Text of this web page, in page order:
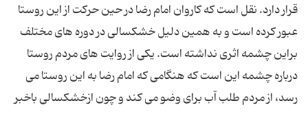
قرار دارد. نقل است که کاروان امام رضا در حین حرکت از این روستا
عبور کرده است و به همین دلیل خشکسالی در دوره های مختلف
براین چشمه اثری نداشته است. یکی از روایت های مردم روستا
درباره چشمه این است که هنگامی که امام رضا به این روستا می
رسد، از مردم طلب آب برای وضو می کند و چون ازخشکسالی باخبر